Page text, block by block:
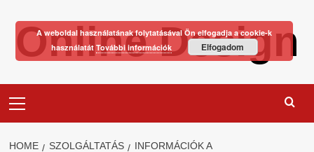
contentOnline Design
Menu
HOME SZOLGÁLTATÁS
INFORMÁCIÓK A
A weboldal használatának folytatásával Ön elfogadja a cookie-k
használatát További információk Elfogadom